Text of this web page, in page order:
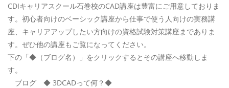
CDIキャリアスクール石巻校のCAD講座は豊富にご用意しておりま
す。初心者向けのベーシック講座から仕事で使う人向けの実務講
座、キャリアアップしたい方向けの資格試験対策講座までありま
す。ぜひ他の講座もご覧になってください。
下の「◆（ブログ名）」をクリックするとその講座へ移動しま
す。
ブログ ◆ 3DCADって何？◆